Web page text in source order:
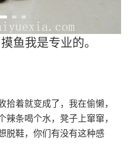
鱼我是专业的。
着就变成了，我在偷懒，
条喝个水，凳子上窜窜，
脱鞋，你们有没有这种感